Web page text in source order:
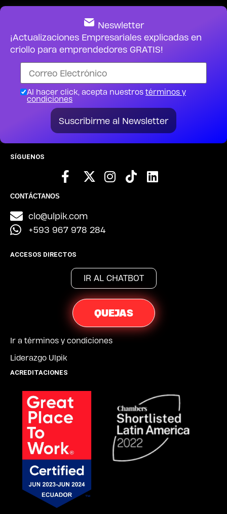
Neswletter
¡Actualizaciones Empresariales explicadas en
criollo para emprendedores GRATIS!
Al hacer click, acepta nuestros términos y
condiciones
Suscribirme al Newsletter
SÍGUENOS
CONTÁCTANOS
clo@ulpik.com
+593 967 978 284
ACCESOS DIRECTOS
IR AL CHATBOT
QUEJAS
Ir a términos y condiciones
Liderazgo Ulpik
ACREDITACIONES